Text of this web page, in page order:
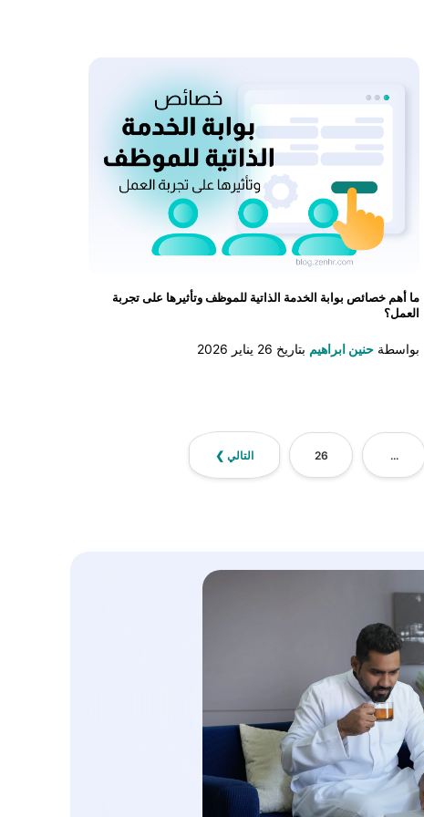
ما أهم خصائص بوابة الخدمة الذاتية للموظف وتأثيرها على تجربة
العمل؟
بواسطة حنين ابراهيم بتاريخ 26 يناير 2026
...
26 التالي ❯